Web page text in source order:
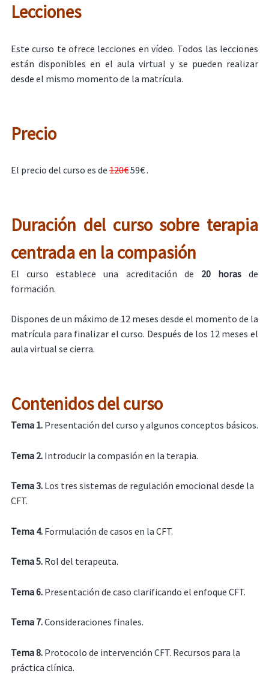
Lecciones
Este curso te ofrece lecciones en vídeo. Todos las lecciones
están disponibles en el aula virtual y se pueden realizar
desde el mismo momento de la matrícula.
Precio
El precio del curso es de 120€59€ .
Duración del curso sobre terapia
centrada en la compasión
El curso establece una acreditación de 20 horasde
formación.
Dispones de un máximo de 12 meses desde el momento de la
matrícula para finalizar el curso. Después de los 12 meses el
aula virtual se cierra.
Contenidos del curso
Tema 1.Presentación del curso y algunos conceptos básicos.
Tema 2.Introducir la compasión en la terapia.
Tema 3. Los tres sistemas de regulación emocional desde la
CFT.
Tema 4.Formulación de casos en la CFT.
Tema 5. Rol del terapeuta.
Tema 6. Presentación de caso clarificando el enfoque CFT.
Tema 7.Consideraciones finales.
Tema 8.Protocolo de intervención CFT. Recursos para la
práctica clínica.